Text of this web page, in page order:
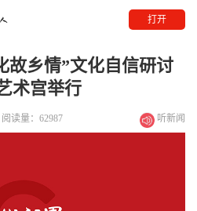
打开
故乡情”文化自信研讨
术宫举行
阅读量：62987 听新闻